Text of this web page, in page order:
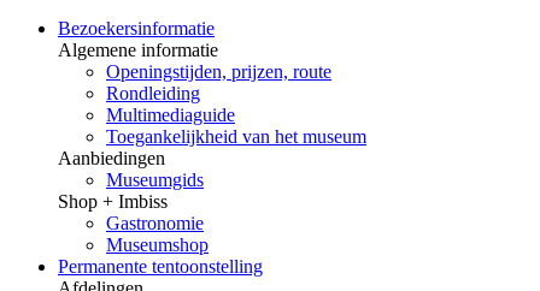
Bezoekersinformatie
Algemene informatie
Openingstijden, prijzen, route
Rondleiding
Multimediaguide
Toegankelijkheid van het museum
Aanbiedingen
Museumgids
Shop + Imbiss
Gastronomie
Museumshop
Permanente tentoonstelling